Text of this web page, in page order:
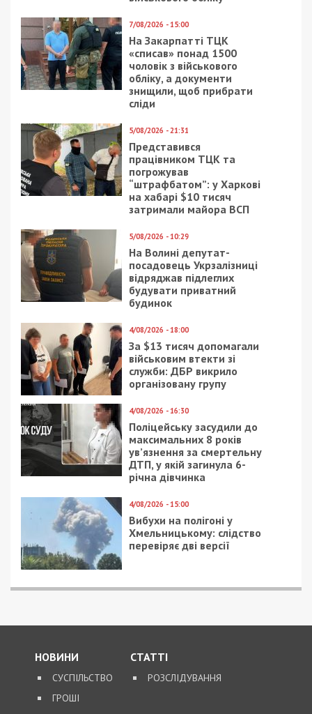
7/08/2026 - 15:00
На Закарпатті ТЦК
«списав» понад 1500
чоловік з військового
обліку, а документи
знищили, щоб прибрати
сліди
5/08/2026 - 21:31
Представився
працівником ТЦК та
погрожував
“штрафбатом”: у Харкові
на хабарі $10 тисяч
затримали майора ВСП
5/08/2026 - 10:29
На Волині депутат-
посадовець Укрзалізниці
відряджав підлеглих
будувати приватний
будинок
4/08/2026 - 18:00
За $13 тисяч допомагали
військовим втекти зі
служби: ДБР викрило
організовану групу
4/08/2026 - 16:30
Поліцейську засудили до
максимальних 8 років
ув’язнення за смертельну
ДТП, у якій загинула 6-
річна дівчинка
4/08/2026 - 15:00
Вибухи на полігоні у
Хмельницькому: слідство
перевіряє дві версії
НОВИНИ
СУСПІЛЬСТВО
ГРОШІ
СТАТТІ
РОЗСЛІДУВАННЯ